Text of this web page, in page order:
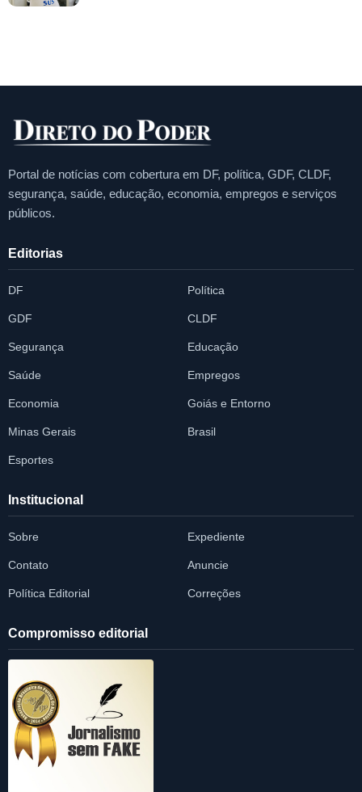
Portal de notícias com cobertura em DF, política, GDF, CLDF,
segurança, saúde, educação, economia, empregos e serviços
públicos.
Editorias
DF Política
GDF CLDF
Segurança Educação
Saúde Empregos
Economia Goiás e Entorno
Minas Gerais Brasil
Esportes
Institucional
Sobre Expediente
Contato Anuncie
Política Editorial Correções
Compromisso editorial